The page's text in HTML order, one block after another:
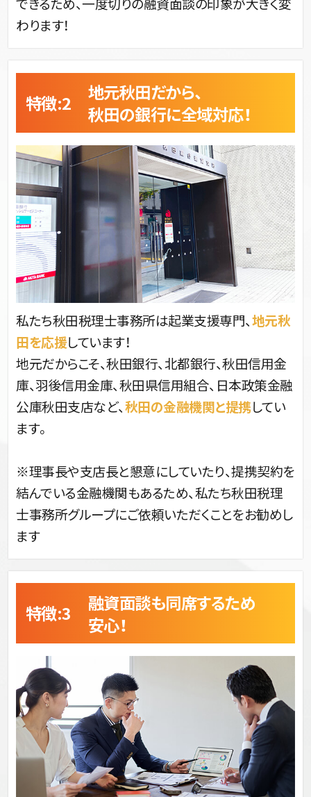
わります！
特徴:2
地元秋田だから、
秋田の銀行に全域対応！
私たち秋田税理士事務所は起業支援専門、地元秋
田を応援しています！
地元だからこそ、秋田銀行、北都銀行、秋田信用金
庫、羽後信用金庫、秋田県信用組合、日本政策金融
公庫秋田支店など、秋田の金融機関と提携してい
ます。
※理事長や支店長と懇意にしていたり、提携契約を
結んでいる金融機関もあるため、私たち秋田税理
士事務所グループにご依頼いただくことをお勧めし
ます
特徴:3
融資面談も同席するため
安心！